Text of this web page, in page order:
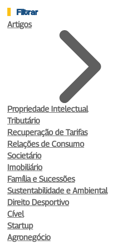
Filtrar
Artigos
Propriedade Intelectual
Tributário
Recuperação de Tarifas
Relações de Consumo
Societário
Imobiliário
Família e Sucessões
Sustentabilidade e Ambiental
Direito Desportivo
Cível
Startup
Agronegócio